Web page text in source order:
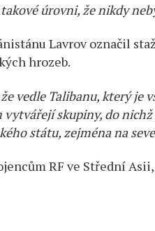
úrovni, že nikdy
Lavrov označil
hrozeb.
vedle Talibanu, který je
vytvářejí skupiny, do
státu, zejména na
RF ve Střední